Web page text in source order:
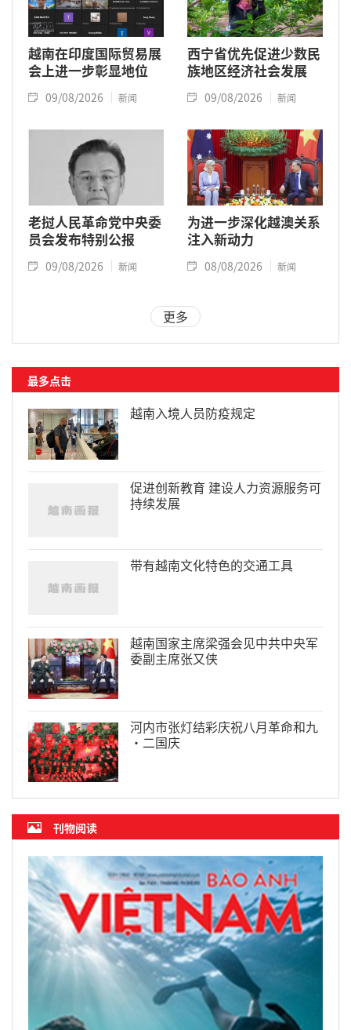
越南在印度国际贸易展
会上进一步彰显地位
09/08/2026 新闻
西宁省优先促进少数民
族地区经济社会发展
09/08/2026 新闻
老挝人民革命党中央委
员会发布特别公报
09/08/2026 新闻
为进一步深化越澳关系
注入新动力
08/08/2026 新闻
更多
最多点击
越南入境人员防疫规定
促进创新教育 建设人力资源服务可
持续发展
带有越南文化特色的交通工具
越南国家主席梁强会见中共中央军
委副主席张又侠
河内市张灯结彩庆祝八月革命和九
·二国庆
刊物阅读